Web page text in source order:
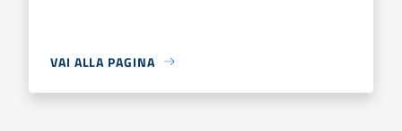
VAI ALLA PAGINA